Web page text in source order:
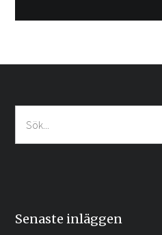
Sök
efter:
Senaste inläggen